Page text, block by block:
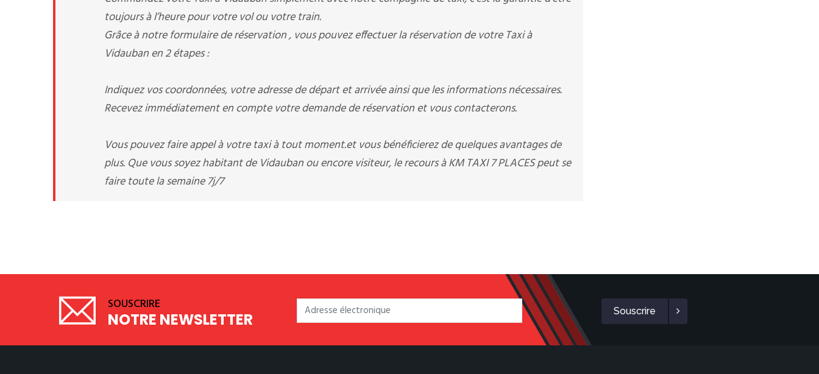
toujours à l’heure pour votre vol ou votre train.
Grâce à notre formulaire de réservation , vous pouvez effectuer la réservation de votre Taxi à
Vidauban en 2 étapes :
Indiquez vos coordonnées, votre adresse de départ et arrivée ainsi que les informations nécessaires.
Recevez immédiatement en compte votre demande de réservation et vous contacterons.
Vous pouvez faire appel à votre taxi à tout moment.et vous bénéficierez de quelques avantages de
plus. Que vous soyez habitant de Vidauban ou encore visiteur, le recours à KM TAXI 7 PLACES peut se
faire toute la semaine 7j/7
SOUSCRIRE
NOTRE NEWSLETTER Souscrire